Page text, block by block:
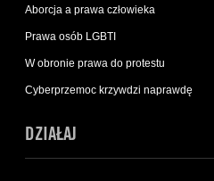
Aborcja a prawa człowieka
Prawa osób LGBTI
W obronie prawa do protestu
Cyberprzemoc krzywdzi naprawdę
DZIAŁAJ